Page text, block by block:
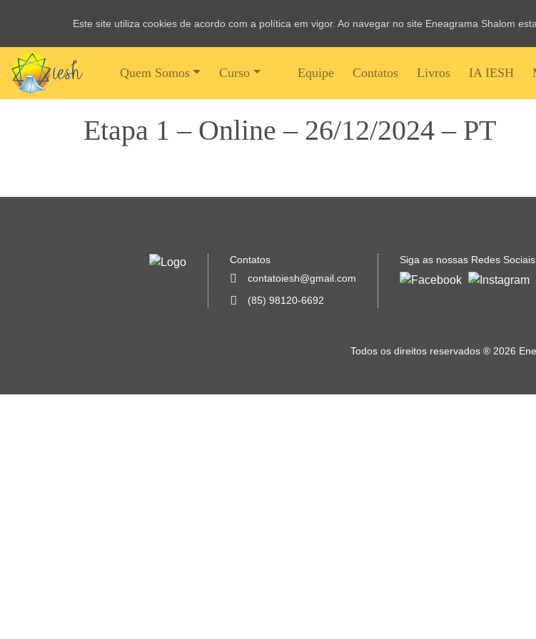
Quem Somos Curso Equipe Contatos Livros IA IESH
Etapa 1 – Online – 26/12/2024 – PT
Contatos
contatoiesh@gmail.com
(85) 98120-6692
Siga as nossas Redes Sociais
Todos os direitos reservados ® 2026
Este site utiliza cookies de acordo com a política em vigor. Ao navegar no site Eneagrama Shalom